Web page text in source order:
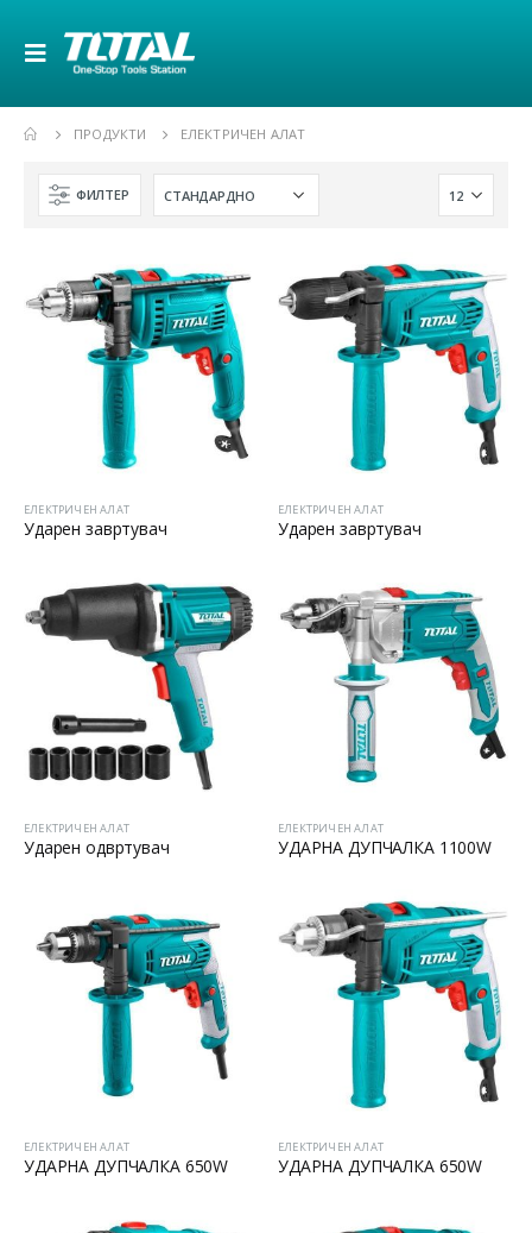
ПРОДУКТИ ЕЛЕКТРИЧЕН АЛАТ
ФИЛТЕР
ЕЛЕКТРИЧЕН АЛАТ
Ударен завртувач
ЕЛЕКТРИЧЕН АЛАТ
Ударен завртувач
ЕЛЕКТРИЧЕН АЛАТ
Ударен одвртувач
ЕЛЕКТРИЧЕН АЛАТ
УДАРНА ДУПЧАЛКА 1100W
ЕЛЕКТРИЧЕН АЛАТ
УДАРНА ДУПЧАЛКА 650W
ЕЛЕКТРИЧЕН АЛАТ
УДАРНА ДУПЧАЛКА 650W
Батериски сет
Батериски сет Брусалица и Бормашина 20V
Батериски сет Ротирачки Чекан и Бормашина 20V
Батериски сет
Батериски сет Брусалица и Бормашина 20V
Батериски сет Ротирачки Чекан и Бормашина 20V